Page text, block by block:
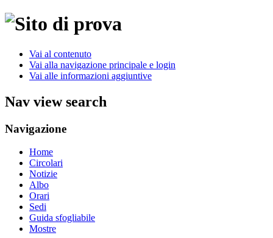
Vai al contenuto
Vai alla navigazione principale e login
Vai alle informazioni aggiuntive
Nav view search
Navigazione
Home
Circolari
Notizie
Albo
Orari
Sedi
Guida sfogliabile
Mostre